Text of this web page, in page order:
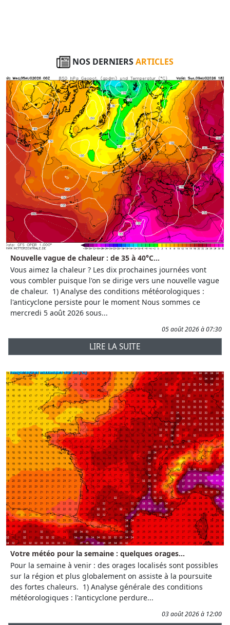
NOS DERNIERSARTICLES
Nouvelle vague de chaleur : de 35 à 40°C...
Vous aimez la chaleur ? Les dix prochaines journées vont
vous combler puisque l'on se dirige vers une nouvelle vague
de chaleur. 1) Analyse des conditions météorologiques :
l'anticyclone persiste pour le moment Nous sommes ce
mercredi 5 août 2026 sous...
05 août 2026 à 07:30
LIRE LA SUITE
Votre météo pour la semaine : quelques orages...
Pour la semaine à venir : des orages localisés sont possibles
sur la région et plus globalement on assiste à la poursuite
des fortes chaleurs. 1) Analyse générale des conditions
météorologiques : l'anticyclone perdure...
03 août 2026 à 12:00